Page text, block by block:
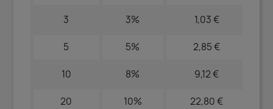
3 3% 1,03 €
5 5% 2,85 €
10 8% 9,12 €
20 10% 22,80 €